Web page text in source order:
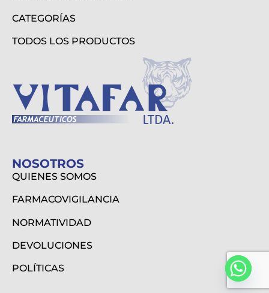
CATEGORÍAS
TODOS LOS PRODUCTOS
NOSOTROS
QUIENES SOMOS
FARMACOVIGILANCIA
NORMATIVIDAD
DEVOLUCIONES
POLÍTICAS